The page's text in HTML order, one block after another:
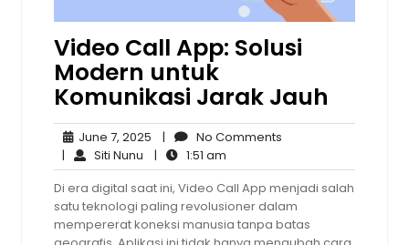
Video Call App: Solusi
Modern untuk
Komunikasi Jarak Jauh
June 7, 2025 June
7,
2025
| No Comments
| Siti Nunu Siti
Nunu
| 1:51 am
am
Di era digital saat ini, Video Call App menjadi salah
satu teknologi paling revolusioner dalam
mempererat koneksi manusia tanpa batas